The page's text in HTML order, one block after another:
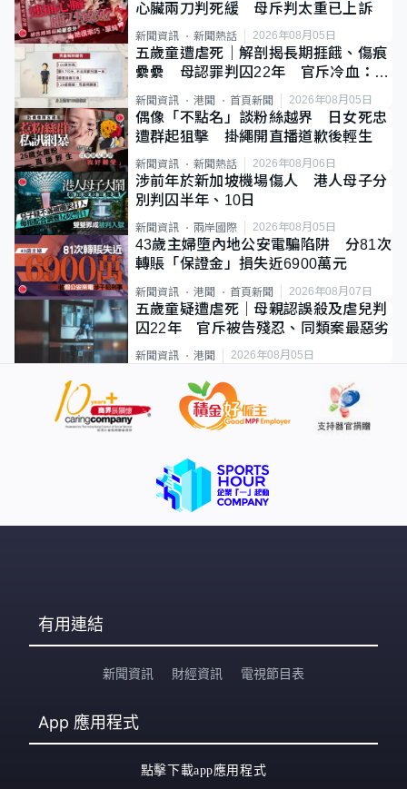
心臟兩刀判死緩 母斥判太重已上訴
新聞資訊 新聞熱話 2026年08月05日
五歲童遭虐死｜解剖揭長期捱餓、傷痕
纍纍 母認罪判囚22年 官斥冷血：同
類案最惡劣
新聞資訊 港聞 首頁新聞 2026年08月05日
偶像「不點名」談粉絲越界 日女死忠
遭群起狙擊 掛繩開直播道歉後輕生
新聞資訊 新聞熱話 2026年08月06日
涉前年於新加坡機場傷人 港人母子分
別判囚半年、10日
新聞資訊 兩岸國際 2026年08月05日
43歲主婦墮內地公安電騙陷阱 分81次
轉賬「保證金」損失近6900萬元
新聞資訊 港聞 首頁新聞 2026年08月07日
五歲童疑遭虐死｜母親認誤殺及虐兒判
囚22年 官斥被告殘忍、同類案最惡劣
新聞資訊 港聞 2026年08月05日
有用連結
新聞資訊 財經資訊 電視節目表
App 應用程式
點擊下載app應用程式